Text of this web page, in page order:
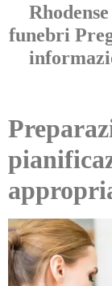
funebri